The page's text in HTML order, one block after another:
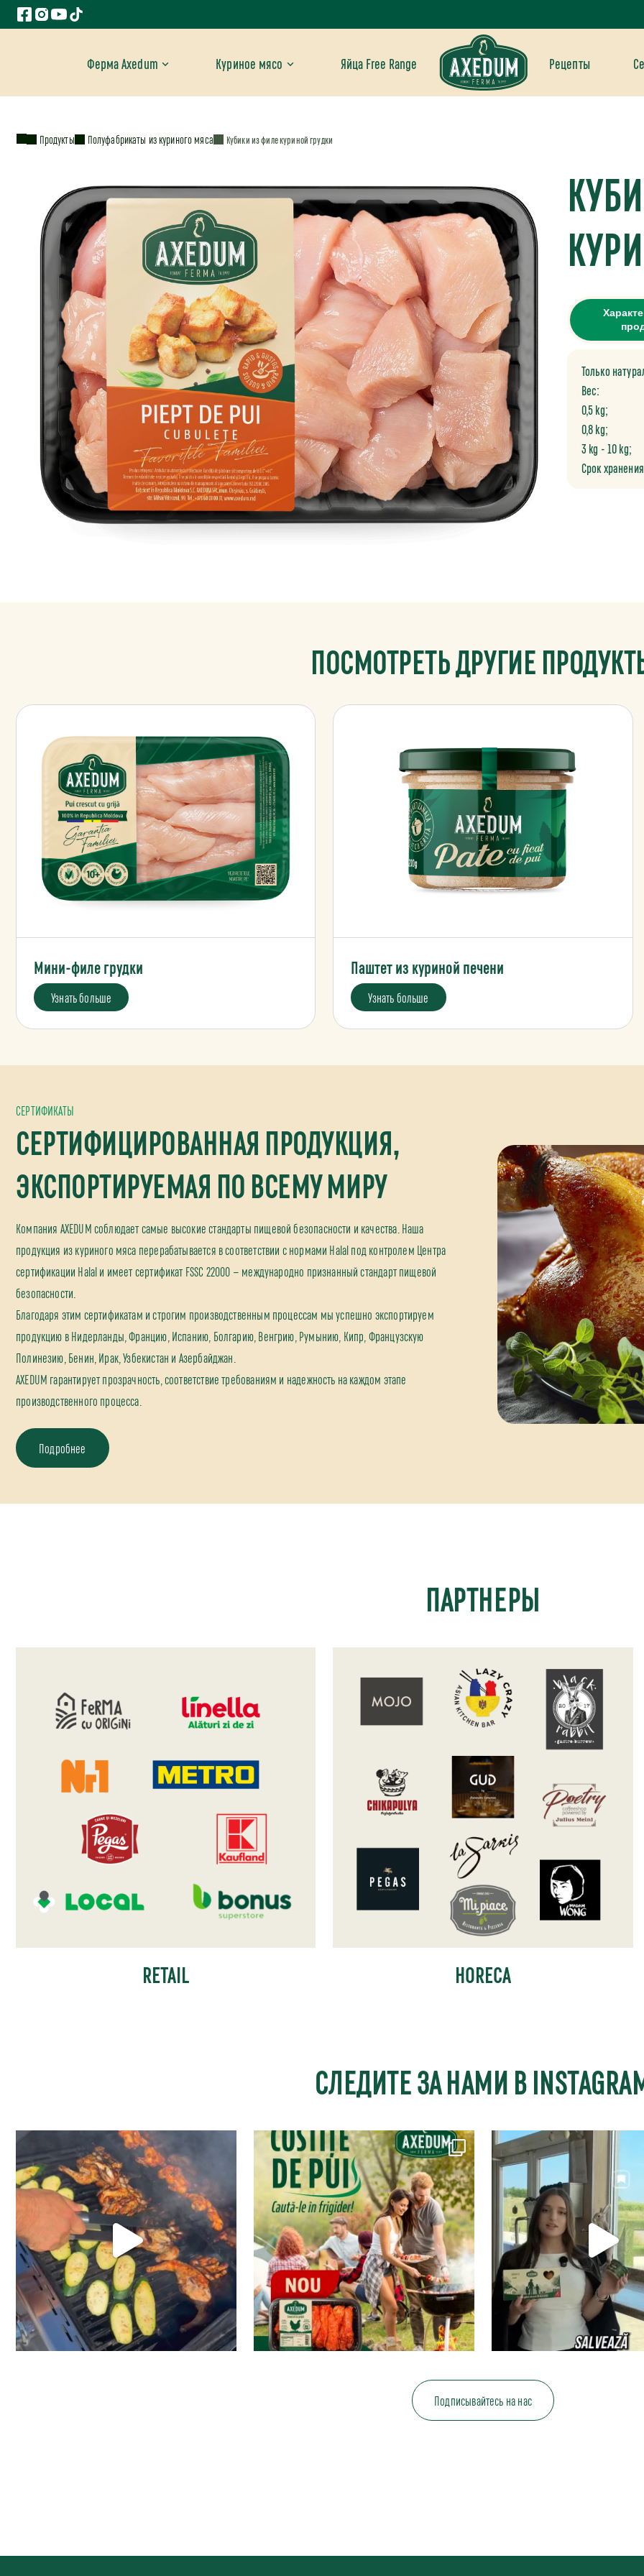
Ферма Axedum Куриное мясо Яйца Free Range Рецепты
Продукты Полуфабрикаты из куриного мяса Кубики из филе куриной грудки
Только
Вес:
0,5 kg;
0,8 kg;
3 kg - 10 kg;
Срок
ПОСМОТРЕТЬ ДРУГИЕ
Мини-филе грудки
Узнать больше
Паштет из куриной печени
Узнать больше
СЕРТИФИКАТЫ
СЕРТИФИЦИРОВАННАЯ ПРОДУКЦИЯ,
ЭКСПОРТИРУЕМАЯ ПО ВСЕМУ МИРУ
Компания AXEDUM соблюдает самые высокие стандарты пищевой безопасности и качества. Наша
продукция из куриного мяса перерабатывается в соответствии с нормами Halal под контролем Центра
сертификации Halal и имеет сертификат FSSC 22000 — международно признанный стандарт пищевой
безопасности.
Благодаря этим сертификатам и строгим производственным процессам мы успешно экспортируем
продукцию в Нидерланды, Францию, Испанию, Болгарию, Венгрию, Румынию, Кипр, Французскую
Полинезию, Бенин, Ирак, Узбекистан и Азербайджан.
AXEDUM гарантирует прозрачность, соответствие требованиям и надежность на каждом этапе
производственного процесса.
Подробнее
ПАРТНЕРЫ
RETAIL HORECA
СЛЕДИТЕ ЗА НАМИ В
Подписывайтесь на нас